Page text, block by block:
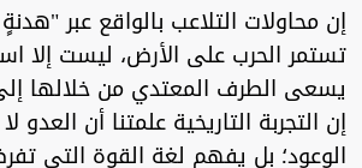
إن محاولات التلاعب بالواقع عبر
تستمر الحرب على الأرض، ليست إلا
يسعى الطرف المعتدي من خلالها
إن التجربة التاريخية علمتنا أن
الوعود؛ بل يفهم لغة القوة التي